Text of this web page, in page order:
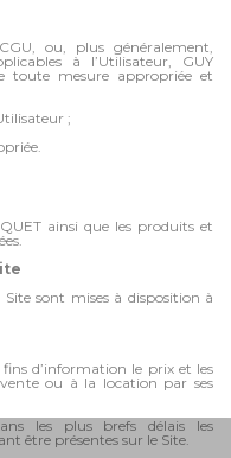
ou, plus généralement,
à l’Utilisateur, GUY
toute mesure appropriée et
;
ainsi que les produits et
sont mises à disposition à
d’information le prix et les
ou à la location par ses
les plus brefs délais les
être présentes sur le Site.